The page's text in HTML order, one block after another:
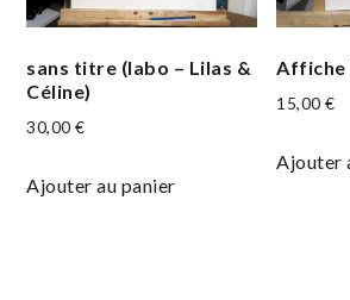
sans titre (labo – Lilas &
Céline)
30,00€
Ajouter au panier
Affiche
15,00€
Ajouter